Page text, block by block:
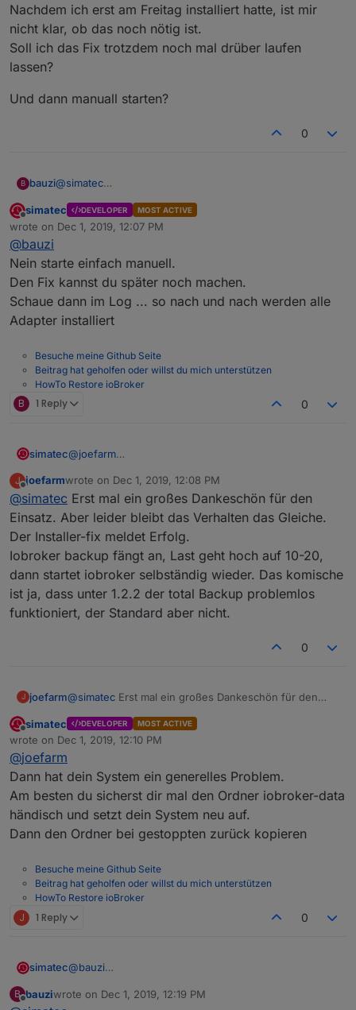
Nachdem ich erst am Freitag installiert hatte, ist mir
nicht klar, ob das noch nötig ist.
Soll ich das Fix trotzdem noch mal drüber laufen
lassen?
Und dann manuall starten?
0
B bauzi@simatec
ich vorher hatte.
Nachdem ich erst am Freitag installiert hatte, ist mir nicht
Soll ich das Fix trotzdem noch mal drüber laufen lassen?
Und dann manuall starten?
Offline
simatec DEVELOPER MOST ACTIVE
wrote on Dec 1, 2019, 12:07 PM
last edited by
@bauzi
Nein starte einfach manuell.
Den Fix kannst du später noch machen.
Schaue dann im Log ... so nach und nach werden alle
Adapter installiert
Besuche meine Github Seite
Beitrag hat geholfen oder willst du mich unterstützen
HowTo Restore ioBroker
B 1 Reply 0
simatec@joefarm
Lass mal den Installer Fix drüberlaufen
J
Offline
joefarmwrote on Dec 1, 2019, 12:08 PM
last edited by
@simatec Erst mal ein großes Dankeschön für den
Einsatz. Aber leider bleibt das Verhalten das Gleiche.
Der Installer-fix meldet Erfolg.
Iobroker backup fängt an, Last geht hoch auf 10-20,
dann startet iobroker selbständig wieder. Das komische
ist ja, dass unter 1.2.2 der total Backup problemlos
funktioniert, der Standard aber nicht.
0
J joefarm@simatec Erst mal ein großes Dankeschön für den
Der Installer-fix meldet Erfolg.
Iobroker backup fängt an, Last geht hoch auf 10-20,
komische ist ja, dass unter 1.2.2 der total Backup
problemlos funktioniert, der Standard aber nicht.
Offline
simatec DEVELOPER MOST ACTIVE
wrote on Dec 1, 2019, 12:10 PM
last edited by
@joefarm
Dann hat dein System ein generelles Problem.
Am besten du sicherst dir mal den Ordner iobroker-data
händisch und setzt dein System neu auf.
Dann den Ordner bei gestoppten zurück kopieren
Besuche meine Github Seite
Beitrag hat geholfen oder willst du mich unterstützen
HowTo Restore ioBroker
J 1 Reply 0
simatec@bauzi
Den Fix kannst du später noch machen.
B
Offline
bauziwrote on Dec 1, 2019, 12:19 PM
last edited by